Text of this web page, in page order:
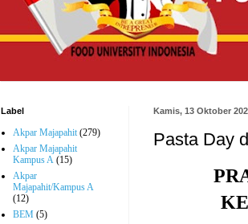
Kamis, 13 Oktober
Pasta Day
Label
Akpar Majapahit (279)
Akpar Majapahit
Kampus A (15)
Akpar
Majapahit/Kampus A
(12)
BEM (5)